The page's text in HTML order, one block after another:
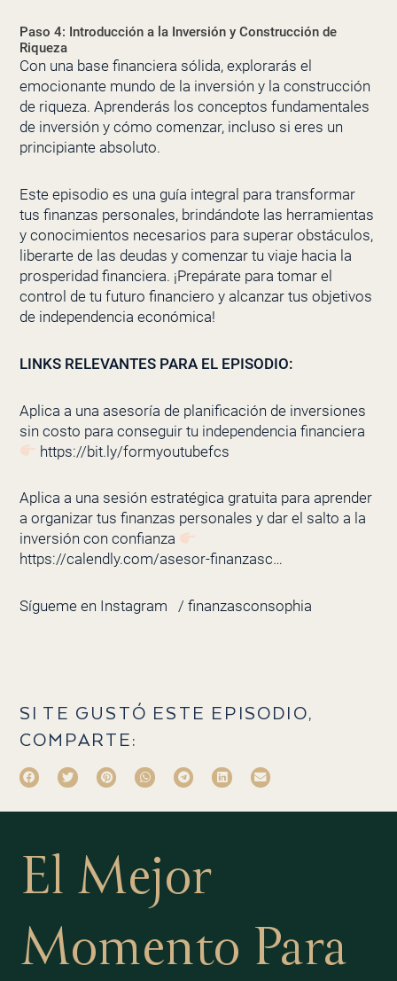
Paso 4: Introducción a la Inversión y Construcción de
Riqueza
Con una base financiera sólida, explorarás el
emocionante mundo de la inversión y la construcción
de riqueza. Aprenderás los conceptos fundamentales
de inversión y cómo comenzar, incluso si eres un
principiante absoluto.
Este episodio es una guía integral para transformar
tus finanzas personales, brindándote las herramientas
y conocimientos necesarios para superar obstáculos,
liberarte de las deudas y comenzar tu viaje hacia la
prosperidad financiera. ¡Prepárate para tomar el
control de tu futuro financiero y alcanzar tus objetivos
de independencia económica!
LINKS RELEVANTES PARA EL EPISODIO:
Aplica a una asesoría de planificación de inversiones
sin costo para conseguir tu independencia financiera
https://bit.ly/formyoutubefcs
Aplica a una sesión estratégica gratuita para aprender
a organizar tus finanzas personales y dar el salto a la
inversión con confianza
https://calendly.com/asesor-finanzasc…
Sígueme en Instagram / finanzasconsophia
SI TE GUSTÓ ESTE EPISODIO,
COMPARTE:
El Mejor
Momento Para